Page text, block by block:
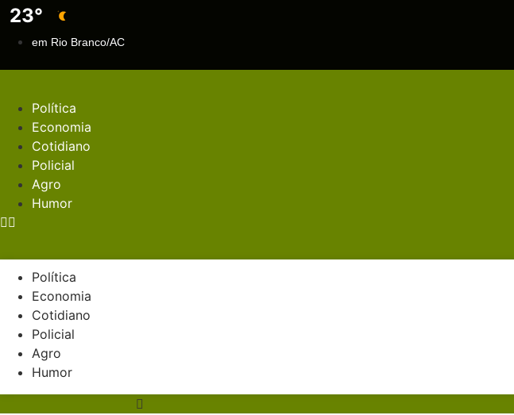
conteúdo
23°
em Rio Branco/AC
Política
Economia
Cotidiano
Policial
Agro
Humor
Política
Economia
Cotidiano
Policial
Agro
Humor